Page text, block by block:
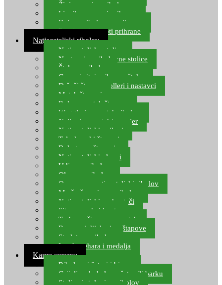
Živi mamci za ribolov
Ljepilo za crve i prihranu
Boje za ribolovnu prihranu
Provjereni recepti prihrane
Natjecateljski ribolov
Natjecateljske stolice
Nastavci za ribolovne stolice
Šteke za ribolov
Gume i sitni pribor za šteku
Držači štapova rolleri i nastavci
Match štapovi
Role za match štapove
Waggleri za match ribolov
Najloni za match/waggler
Natjecateljski najloni
Teleskopski štapovi
Bolognese štapovi
Natjecateljski plovci
Udice za ribolov
Olovo za ribolov
Oprema za natjecateljski ribolov
Mreže čuvarice za ribolov
Natjecateljski podmetači
Sito, posude i kante
Torbe za štapove – match
Rezervni dijelovi za štapove
Starlete za ribolov
Izrada pehara i medalja
Kamp oprema
Ribolovni šatori i bivvy
Grijalice, kuhala za šator ili barku
Stolice i stolovi za ribolov